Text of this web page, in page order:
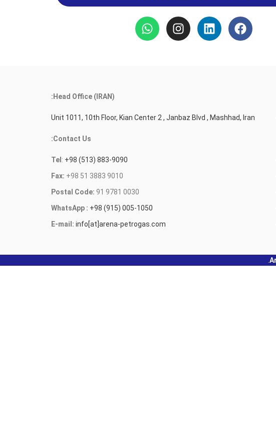
Head Office (IRAN):
Unit 1011, 10th Floor, Kian Center 2 , Janbaz Blvd , Mashhad, Iran
Contact Us:
Tel : +98 (513) 883-9090
Fax: +98 51 3883 9010
Postal Code: 91 9781 0030
WhatsApp : +98 (915) 005-1050
E-mail: info[at]arena-petrogas.com